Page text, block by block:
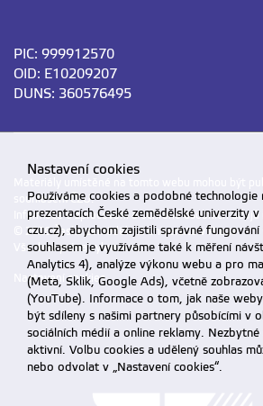
PIC: 999912570
OID: E10209207
DUNS: 360576495
souhlasem ČZU.
Informace o zpracování a ochraně osobních údajů
© 2026 Česká zemědělská univerzita v Praze
Všechna práva vyhrazena
Nastavení cookies
Nastavení cookies
Používáme cookies a podobné technologie
prezentacích České zemědělské univerzity
czu.cz), abychom zajistili správné
souhlasem je využíváme také k měření
Analytics 4), analýze výkonu webu a pro
(Meta, Sklik, Google Ads), včetně
(YouTube). Informace o tom, jak naše
být sdíleny s našimi partnery působícími v
sociálních médií a online reklamy.
aktivní. Volbu cookies a udělený souhlas
nebo odvolat v „Nastavení cookies“.